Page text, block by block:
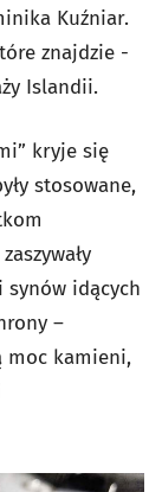
Kuźniar.
znajdzie -
Islandii.
kryje się
stosowane,
synów idących
–
moc kamieni,